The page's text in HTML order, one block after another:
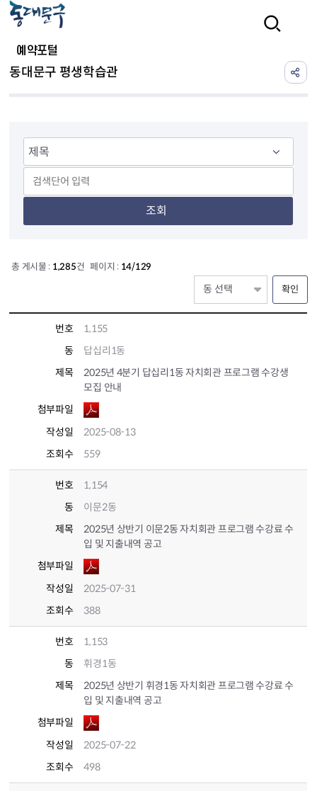
예약포털
동대문구 평생학습관
조회
총 게시물 : 1,285건 페이지 : 14/129
확인
번호
1,155
동
답십리1동
제목
2025년 4분기 답십리1동 자치회관 프로그램 수강생
모집 안내
첨부파일
작성일
2025-08-13
조회수
559
번호
1,154
동
이문2동
제목
2025년 상반기 이문2동 자치회관 프로그램 수강료 수
입 및 지출내역 공고
첨부파일
작성일
2025-07-31
조회수
388
번호
1,153
동
휘경1동
제목
2025년 상반기 휘경1동 자치회관 프로그램 수강료 수
입 및 지출내역 공고
첨부파일
작성일
2025-07-22
조회수
498